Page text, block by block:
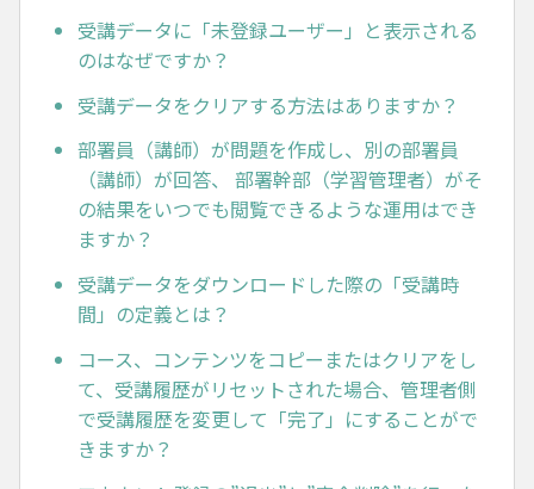
受講データに「未登録ユーザー」と表示される
のはなぜですか？
受講データをクリアする方法はありますか？
部署員（講師）が問題を作成し、別の部署員
（講師）が回答、 部署幹部（学習管理者）がそ
の結果をいつでも閲覧できるような運用はでき
ますか？
受講データをダウンロードした際の「受講時
間」の定義とは？
コース、コンテンツをコピーまたはクリアをし
て、受講履歴がリセットされた場合、管理者側
で受講履歴を変更して「完了」にすることがで
きますか？